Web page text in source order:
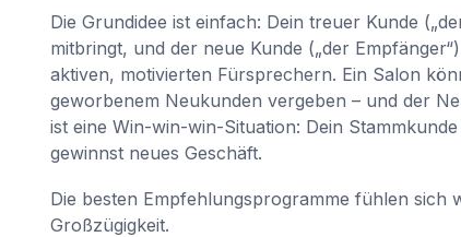
Die Grundidee ist einfach: Dein treuer Kunde
mitbringt, und der neue Kunde („der
aktiven, motivierten Fürsprechern. Ein Salon
geworbenem Neukunden vergeben – und der
ist eine Win-win-win-Situation: Dein
gewinnst neues Geschäft.
Die besten Empfehlungsprogramme fühlen sich
Großzügigkeit.